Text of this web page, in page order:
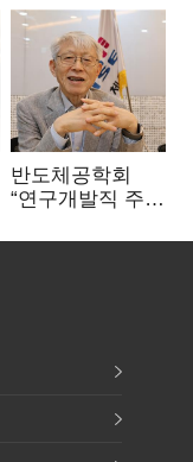
반도체공학회
“연구개발직 주
개선해야”